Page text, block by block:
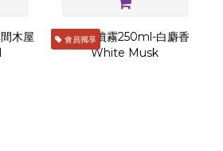
會員獨享